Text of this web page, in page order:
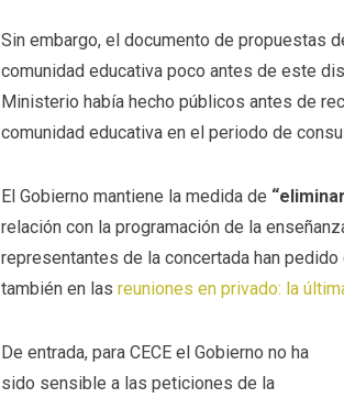
Sin embargo, el documento de propuestas
comunidad educativa poco antes de este
Ministerio había hecho públicos antes de
comunidad educativa en el periodo de
El Gobierno mantiene la medida de
relación con la programación de la
representantes de la concertada han
también en las reuniones en privado: la
De entrada, para CECE el Gobierno no ha
sido sensible a las peticiones de la